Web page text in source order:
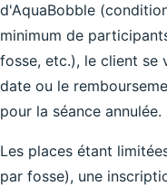
d'AquaBobble
minimum de
fosse, etc.), le client se
date ou le
pour la séance annulée.
Les places étant
par fosse), une